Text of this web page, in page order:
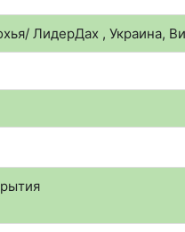
е
ЛидерДах , Украина,